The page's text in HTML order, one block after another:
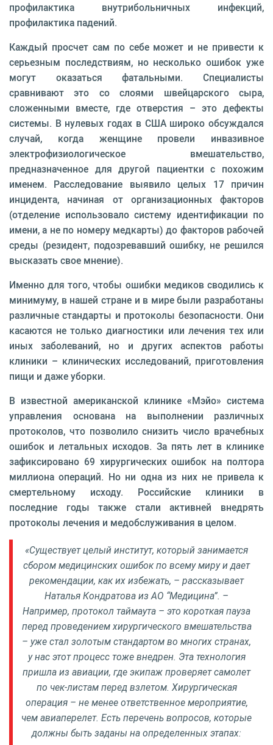
профилактика внутрибольничных инфекций,
профилактика падений.
Каждый просчет сам по себе может и не привести к
серьезным последствиям, но несколько ошибок уже
могут оказаться фатальными. Специалисты
сравнивают это со слоями швейцарского сыра,
сложенными вместе, где отверстия – это дефекты
системы. В нулевых годах в США широко обсуждался
случай, когда женщине провели инвазивное
электрофизиологическое вмешательство,
предназначенное для другой пациентки с похожим
именем. Расследование выявило целых 17 причин
инцидента, начиная от организационных факторов
(отделение использовало систему идентификации по
имени, а не по номеру медкарты) до факторов рабочей
среды (резидент, подозревавший ошибку, не решился
высказать свое мнение).
Именно для того, чтобы ошибки медиков сводились к
минимуму, в нашей стране и в мире были разработаны
различные стандарты и протоколы безопасности. Они
касаются не только диагностики или лечения тех или
иных заболеваний, но и других аспектов работы
клиники – клинических исследований, приготовления
пищи и даже уборки.
В известной американской клинике «Мэйо» система
управления основана на выполнении различных
протоколов, что позволило снизить число врачебных
ошибок и летальных исходов. За пять лет в клинике
зафиксировано 69 хирургических ошибок на полтора
миллиона операций. Но ни одна из них не привела к
смертельному исходу. Российские клиники в
последние годы также стали активней внедрять
протоколы лечения и медобслуживания в целом.
«Существует целый институт, который занимается
сбором медицинских ошибок по всему миру и дает
рекомендации, как их избежать, – рассказывает
Наталья Кондратова из АО “Медицина”. –
Например, протокол таймаута – это короткая пауза
перед проведением хирургического вмешательства
– уже стал золотым стандартом во многих странах,
у нас этот процесс тоже внедрен. Эта технология
пришла из авиации, где экипаж проверяет самолет
по чек-листам перед взлетом. Хирургическая
операция – не менее ответственное мероприятие,
чем авиаперелет. Есть перечень вопросов, которые
должны быть заданы на определенных этапах: